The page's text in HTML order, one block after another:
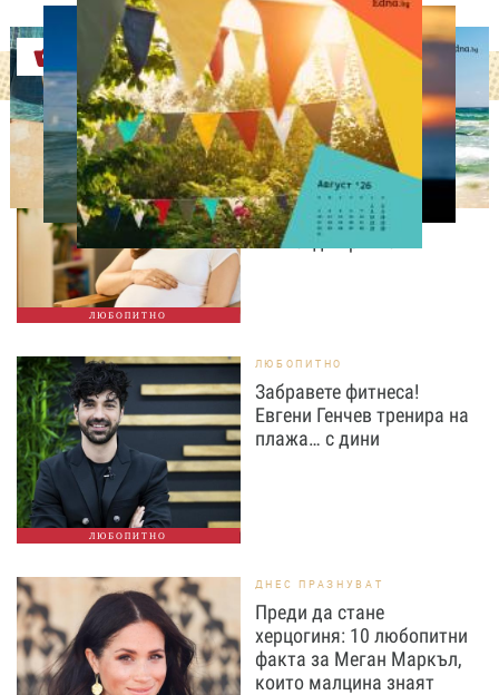
Оферти
ЛЮБОПИТНО
ЛЮБОПИТНО
Историческа промяна:
Жените над 40 години
раждат по-често от
тийнейджърките
ЛЮБОПИТНО
ЛЮБОПИТНО
Забравете фитнеса!
Евгени Генчев тренира на
плажа… с дини
ДНЕС ПРАЗНУВАТ
Преди да стане
херцогиня: 10 любопитни
факта за Меган Маркъл,
които малцина знаят